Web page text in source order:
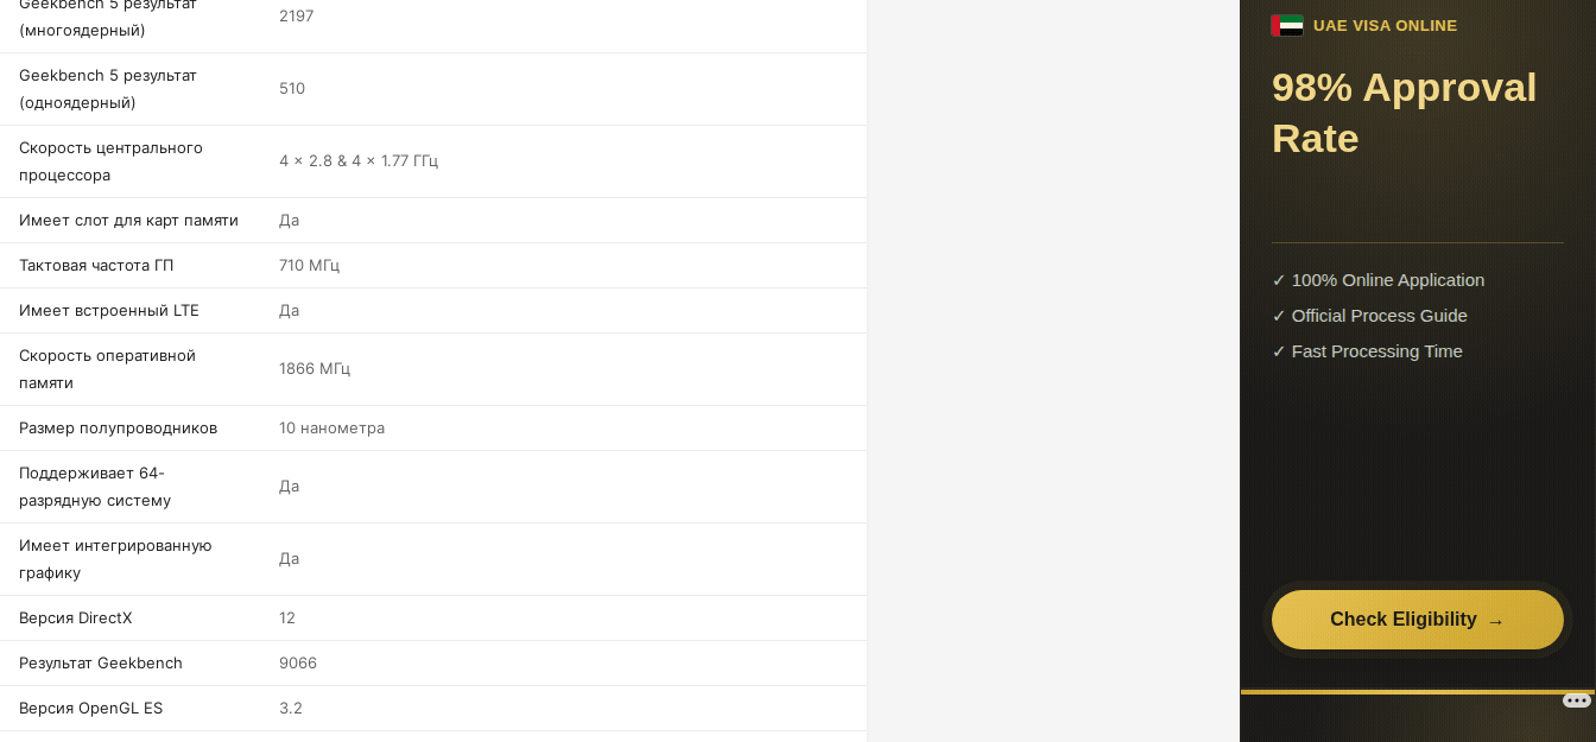
(многоядерный)
2197
Geekbench 5 результат
(одноядерный)
510
Скорость центрального
процессора
4 x 2.8 & 4 x 1.77 ГГц
Имеет слот для карт памяти Да
Тактовая частота ГП 710 МГц
Имеет встроенный LTE Да
Скорость оперативной
памяти
1866 МГц
Размер полупроводников 10 нанометра
Поддерживает 64-
разрядную систему
Да
Имеет интегрированную
графику
Да
Версия DirectX 12
Результат Geekbench 9066
Версия OpenGL ES 3.2